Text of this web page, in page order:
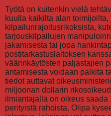
Työtä on kuitenkin vielä
kuulla kaikilta alan toimijoilta,
kilpailunrajoitusrikoksista,
tarjouskilpailujen
jakamisesta tai jopa
postitarkastuslaitoksen
väärinkäytösten paljastajien
antamisesta voidaan palkita
tiedot auttavat
miljoonan dollarin
ilmiantajalla on oikeus saada
perityistä rahoista. Olipa